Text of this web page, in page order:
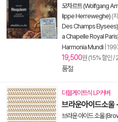
모차르트 (Wolfgang
lippe Herreweghe) (
Des Champs Elysees)
a Chapelle Royal
Harmonia Mundi
19,500원 (15% 할인 /
품절
더블게이트식 LP커버
브라운아이드소
브라운 아이드 소울